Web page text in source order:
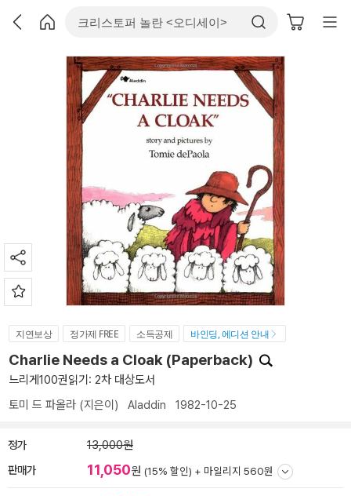
지연보상 정가제 FREE 소득공제 바인딩, 에디션 안내
Charlie Needs a Cloak (Paperback)
느리게100권읽기: 2차 대상도서
토미 드 파올라 (지은이) Aladdin 1982-10-25
정가 13,000원
판매가 11,050원 (15% 할인) + 마일리지 560원